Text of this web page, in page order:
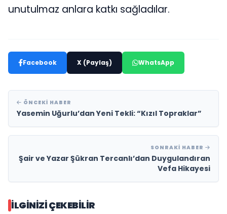
unutulmaz anlara katkı sağladılar.
Facebook X (Paylaş) WhatsApp
ÖNCEKI HABER
Yasemin Uğurlu’dan Yeni Tekli: “Kızıl Topraklar”
SONRAKI HABER
Şair ve Yazar Şükran Tercanlı’dan Duygulandıran
Vefa Hikayesi
İLGINIZI ÇEKEBILIR